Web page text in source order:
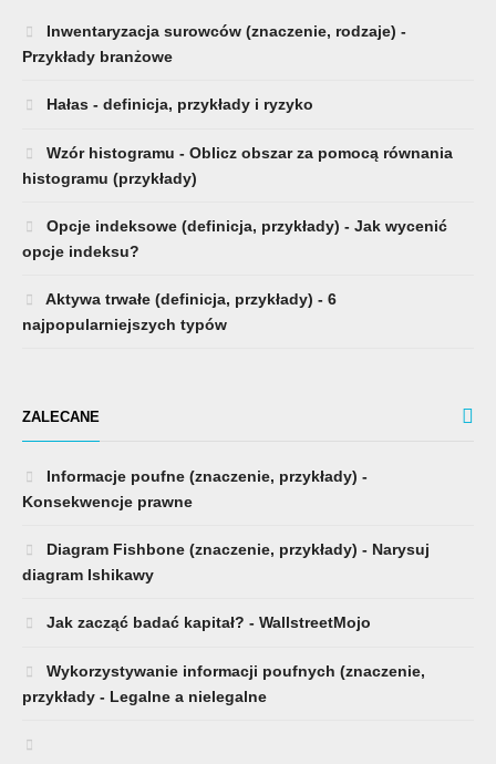
Inwentaryzacja surowców (znaczenie, rodzaje) -
Przykłady branżowe
Hałas - definicja, przykłady i ryzyko
Wzór histogramu - Oblicz obszar za pomocą równania
histogramu (przykłady)
Opcje indeksowe (definicja, przykłady) - Jak wycenić
opcje indeksu?
Aktywa trwałe (definicja, przykłady) - 6
najpopularniejszych typów
ZALECANE
Informacje poufne (znaczenie, przykłady) -
Konsekwencje prawne
Diagram Fishbone (znaczenie, przykłady) - Narysuj
diagram Ishikawy
Jak zacząć badać kapitał? - WallstreetMojo
Wykorzystywanie informacji poufnych (znaczenie,
przykłady - Legalne a nielegalne